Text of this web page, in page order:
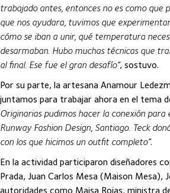
trabajado antes, entonces no es como que
que nos ayudara, tuvimos que
cómo se iban a unir, qué temperatura
desarmaban. Hubo muchas técnicas que
al final. Ese fue el gran desafío”, sostuvo.
Por su parte, la artesana Anamour
juntamos para trabajar ahora en el tema
Originarias pudimos hacer la conexión para
Runway Fashion Design, Santiago. Teck
con los que hicimos un outfit completo”.
En la actividad participaron diseñadores
Prada, Juan Carlos Mesa (Maison Mesa),
autoridades como Maisa Rojas, ministra